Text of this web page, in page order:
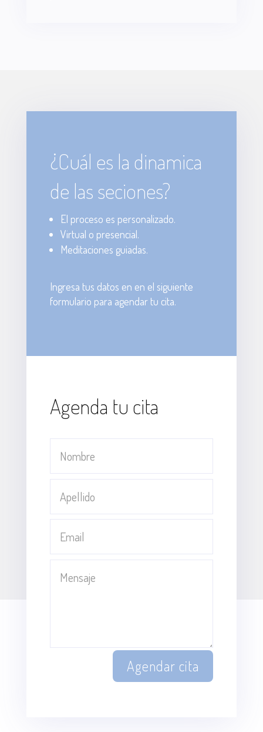
¿Cuál es la dinamica
de las seciones?
El proceso es personalizado.
Virtual o presencial.
Meditaciones guiadas.
Ingresa tus datos en en el siguiente
formulario para agendar tu cita.
Agenda tu cita
Agendar cita